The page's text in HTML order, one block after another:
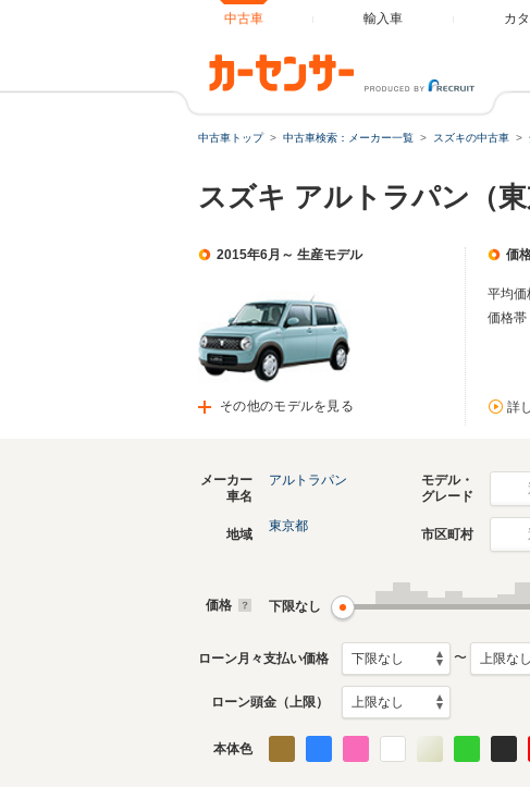
中古車 輸入車 カ
中古車トップ 中古車検索：メーカー一覧 スズキの中古車
スズキ アルトラパン（
2015年6月～ 生産モデル
その他のモデルを見る
価
平均価
価格帯
詳
2008年11月～
生産モデル
アルトラパンのカタログを見る
メーカー
車名
アルトラパン
モデル・
グレード
地域
東京都
市区町村
価格 下限なし
ローン月々支払い価格 〜
ローン頭金（上限）
本体色